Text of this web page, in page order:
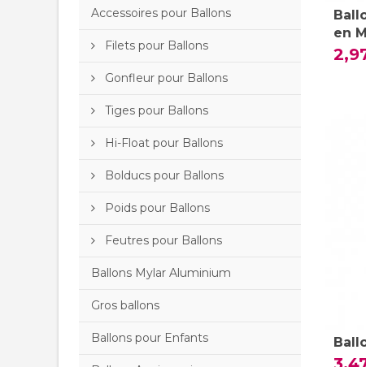
Accessoires pour Ballons
Filets pour Ballons
Gonfleur pour Ballons
Tiges pour Ballons
Hi-Float pour Ballons
Bolducs pour Ballons
Poids pour Ballons
Feutres pour Ballons
Ballons Mylar Aluminium
Gros ballons
Ballons pour Enfants
en